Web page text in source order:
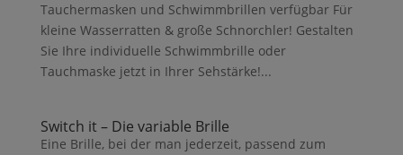
Tauchermasken und Schwimmbrillen verfügbar Für
kleine Wasserratten & große Schnorchler! Gestalten
Sie Ihre individuelle Schwimmbrille oder
Tauchmaske jetzt in Ihrer Sehstärke!...
Switch it – Die variable Brille
Eine Brille, bei der man jederzeit, passend zum